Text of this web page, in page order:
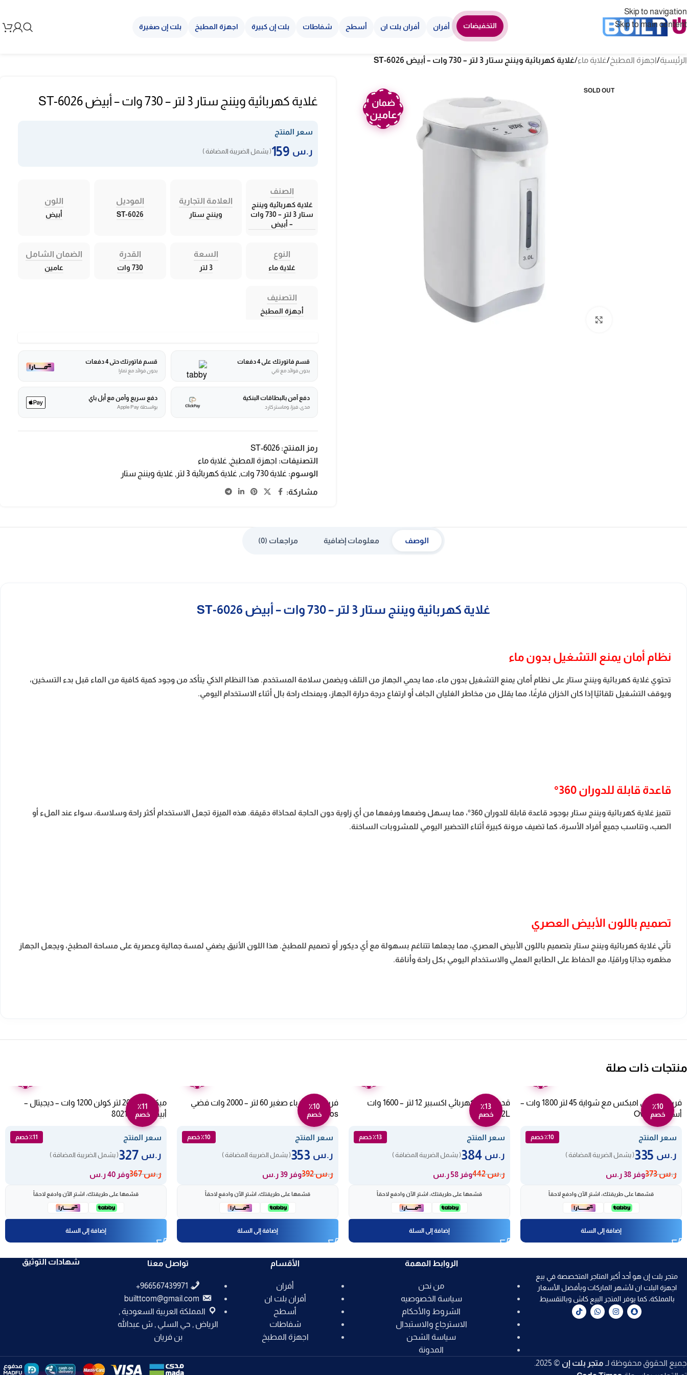
Skip to navigation
Skip to main content
التخفيضات أفران أفران بلت ان أسطح شفاطات بلت إن كبيرة اجهزة المطبخ بلت إن صغيرة
الرئيسية/اجهزة المطبخ/غلاية ماء/غلاية كهربائية ويننج ستار 3 لتر – 730 وات – أبيض ST-6026
SOLD OUT
ضمان
عامين
غلاية كهربائية ويننج ستار 3 لتر – 730 وات – أبيض ST-6026
سعر المنتج
ر.س ( يشمل الضريبة المضافة )
الصنف
غلاية كهربائية ويننج
ستار 3 لتر – 730 وات
– أبيض
العلامة التجارية
ويننج ستار
الموديل
ST-6026
اللون
أبيض
النوع
غلاية ماء
السعة
3 لتر
القدرة
730 وات
الضمان الشامل
عامين
التصنيف
أجهزة المطبخ
قسم فاتورتك على 4 دفعات
بدون فوائد مع تابي
قسم فاتورتك حتى 4 دفعات
بدون فوائد مع تمارا
دفع آمن بالبطاقات البنكية
مدى، فيزا، وماستركارد
دفع سريع وآمن مع أبل باي
بواسطة Apple Pay
رمز المنتج: ST-6026
التصنيفات: اجهزة المطبخ , غلاية ماء
الوسوم: غلاية 730 وات , غلاية كهربائية 3 لتر , غلاية ويننج ستار
مشاركة:
الوصف معلومات إضافية مراجعات (0)
غلاية كهربائية ويننج ستار 3 لتر – 730 وات – أبيض ST-6026
نظام أمان يمنع التشغيل بدون ماء
تحتوي غلاية كهربائية ويننج ستار على نظام أمان يمنع التشغيل بدون ماء، مما يحمي الجهاز من التلف ويضمن سلامة المستخدم. هذا النظام الذكي يتأكد من وجود كمية كافية من الماء قبل بدء التسخين،
ويوقف التشغيل تلقائيًا إذا كان الخزان فارغًا، مما يقلل من مخاطر الغليان الجاف أو ارتفاع درجة حرارة الجهاز، ويمنحك راحة بال أثناء الاستخدام اليومي.
قاعدة قابلة للدوران 360°
تتميز غلاية كهربائية ويننج ستار بوجود قاعدة قابلة للدوران 360°، مما يسهل وضعها ورفعها من أي زاوية دون الحاجة لمحاذاة دقيقة. هذه الميزة تجعل الاستخدام أكثر راحة وسلاسة، سواء عند الملء أو
الصب، وتناسب جميع أفراد الأسرة، كما تضيف مرونة كبيرة أثناء التحضير اليومي للمشروبات الساخنة.
تصميم باللون الأبيض العصري
تأتي غلاية كهربائية ويننج ستار بتصميم باللون الأبيض العصري، مما يجعلها تتناغم بسهولة مع أي ديكور أو تصميم للمطبخ. هذا اللون الأنيق يضفي لمسة جمالية وعصرية على مساحة المطبخ، ويجعل الجهاز
مظهره جذابًا وراقيًا، مع الحفاظ على الطابع العملي والاستخدام اليومي بكل راحة وأناقة.
منتجات ذات صلة
٪10
خصم
فرن كهربائي امبكس مع شواية 45 لتر 1800 وات –
أسود Ov 2902
سعر المنتج ٪10 خصم
ر.س ( يشمل الضريبة المضافة )
ر.س373 وفر 38 ر.س
قسّمها على طريقتك، اشترِ الآن وادفع لاحقاً
إضافة إلى السلة
٪13
خصم
قدر ضغط كهربائي اكسبير 12 لتر – 1600 وات
XPC-16-12L
سعر المنتج ٪13 خصم
ر.س ( يشمل الضريبة المضافة )
ر.س442 وفر 58 ر.س
قسّمها على طريقتك، اشترِ الآن وادفع لاحقاً
إضافة إلى السلة
٪10
خصم
فرن ارو كهرباء صغير 60 لتر – 2000 وات فضي
Ro-60eos
سعر المنتج ٪10 خصم
ر.س ( يشمل الضريبة المضافة )
ر.س392 وفر 39 ر.س
قسّمها على طريقتك، اشترِ الآن وادفع لاحقاً
إضافة إلى السلة
٪11
خصم
ميكروويف 20 لتر كولن 1200 وات – ديجيتال –
أبيض 802100001
سعر المنتج ٪11 خصم
ر.س ( يشمل الضريبة المضافة )
ر.س367 وفر 40 ر.س
قسّمها على طريقتك، اشترِ الآن وادفع لاحقاً
إضافة إلى السلة
متجر بلت إن هو أحد أكبر المتاجر المتخصصة في بيع
اجهزة البلت ان لأشهر الماركات وبأفضل الأسعار
بالمملكة، كما يوفر المتجر البيع كاش وبالتقسيط
الروابط المهمة
من نحن
سياسة الخصوصيه
الشروط والأحكام
الاسترجاع والاستبدال
سياسة الشحن
المدونة
الأقسام
أفران
أفران بلت ان
أسطح
شفاطات
اجهزة المطبخ
تواصل معنا
builttcom@gmail.com
المملكة العربية السعودية ,
الرياض , حي السلي , ش عبدالله
بن فريان
شهادات التوثيق
جميع الحقوق محفوظة لـ متجر بلت إن © 2025.